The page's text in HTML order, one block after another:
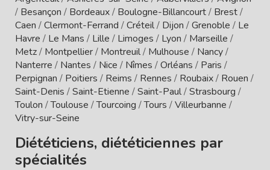
/ Besançon / Bordeaux/ Boulogne-Billancourt/ Brest/
Caen /Clermont-Ferrand /Créteil/ Dijon /Grenoble / Le
Havre / Le Mans / Lille / Limoges / Lyon / Marseille /
Metz/ Montpellier/ Montreuil/ Mulhouse / Nancy/
Nanterre / Nantes / Nice / Nîmes /Orléans / Paris /
Perpignan / Poitiers / Reims / Rennes / Roubaix/ Rouen /
Saint-Denis /Saint-Etienne /Saint-Paul/Strasbourg /
Toulon /Toulouse /Tourcoing /Tours /Villeurbanne /
Vitry-sur-Seine
Diététiciens, diététiciennes par
spécialités